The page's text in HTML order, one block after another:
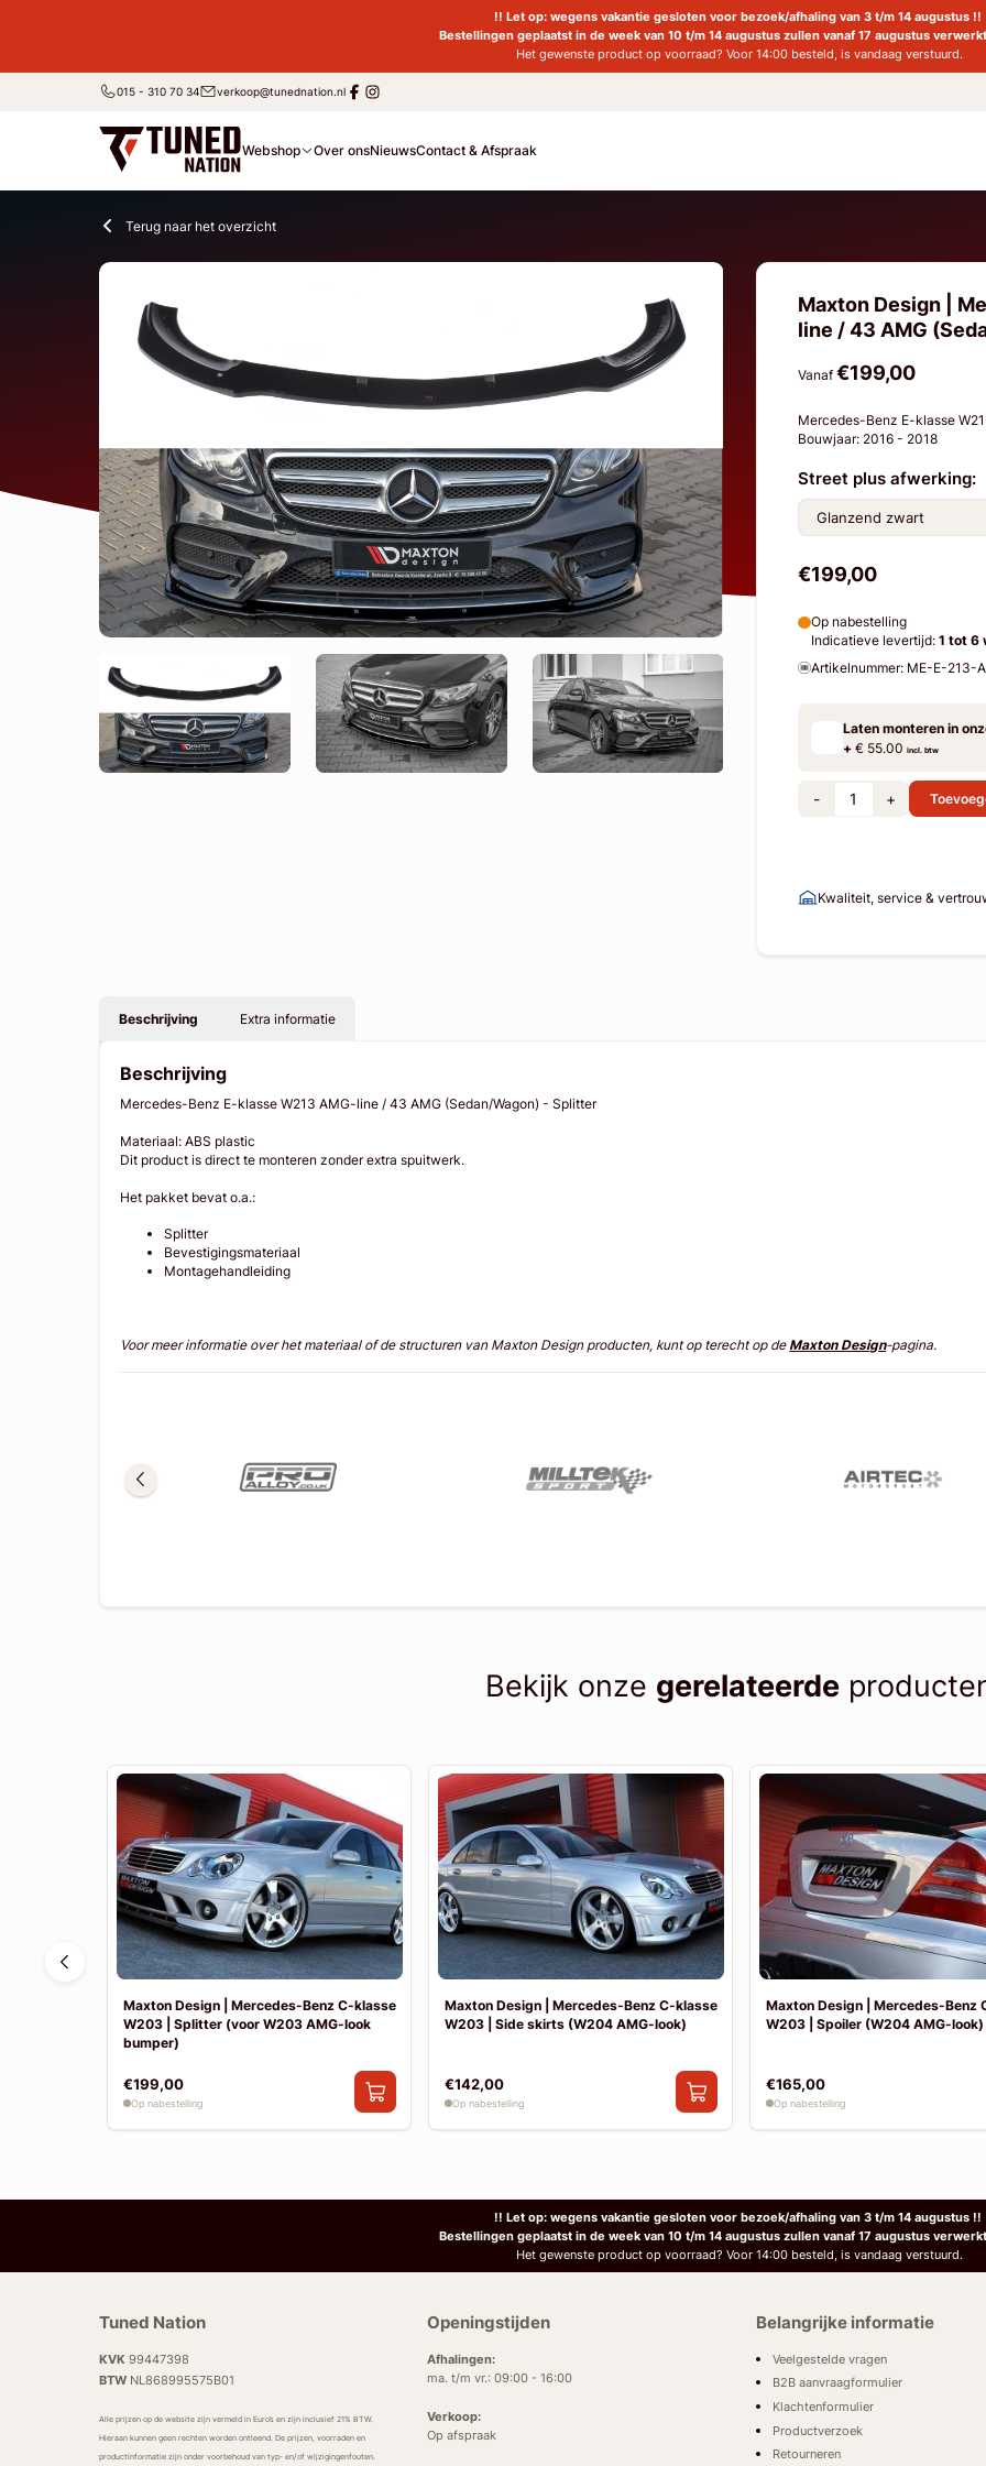
!! Let op: wegens vakantie gesloten voor bezoek/afhaling van 3 t/m 14 augustus !!
Bestellingen geplaatst in de week van 10 t/m 14 augustus zullen vanaf 17 augustus
Het gewenste product op voorraad? Voor 14:00 besteld, is vandaag verstuurd.
015 - 310 70 34 verkoop@tunednation.nl
Webshop Over onsNieuwsContact & Afspraak
Terug naar het overzicht
Maxton Design |
line / 43 AMG
Vanaf €199,00
Mercedes-Benz E-klasse
Bouwjaar: 2016 - 2018
Street plus afwerking:
€199,00
Op nabestelling
Indicatieve levertijd: 1 tot 6
Artikelnummer: ME-E-213-
Laten monteren in
+€ 55.00 incl. btw
- +
Kwaliteit, service &
Beschrijving Extra informatie
Beschrijving
Mercedes-Benz E-klasse W213 AMG-line / 43 AMG (Sedan/Wagon) - Splitter
Materiaal: ABS plastic
Dit product is direct te monteren zonder extra spuitwerk.
Het pakket bevat o.a.:
Splitter
Bevestigingsmateriaal
Montagehandleiding
Voor meer informatie over het materiaal of de structuren van Maxton Design producten, kunt op terecht op deMaxton Design-pagina.
Bekijk onze gerelateerde
Maxton Design | Mercedes-Benz C-klasse
W203 | Splitter (voor W203 AMG-look
bumper)
€199,00
Op nabestelling
Maxton Design | Mercedes-Benz C-klasse
W203 | Side skirts (W204 AMG-look)
€142,00
Op nabestelling
Maxton Design | Mercedes-Benz
W203 | Spoiler (W204 AMG-look)
€165,00
Op nabestelling
!! Let op: wegens vakantie gesloten voor bezoek/afhaling van 3 t/m 14 augustus !!
Bestellingen geplaatst in de week van 10 t/m 14 augustus zullen vanaf 17 augustus
Het gewenste product op voorraad? Voor 14:00 besteld, is vandaag verstuurd.
Tuned Nation
KVK 99447398
BTWNL868995575B01
Alle prijzen op de website zijn vermeld in Euro’s en zijn inclusief 21% BTW.
Hieraan kunnen geen rechten worden ontleend. De prijzen, voorraden en
productinformatie zijn onder voorbehoud van typ- en/of wijzigingenfouten.
Openingstijden
Afhalingen:
ma. t/m vr.: 09:00 - 16:00
Verkoop:
Op afspraak
Belangrijke informatie
Veelgestelde vragen
B2B aanvraagformulier
Klachtenformulier
Productverzoek
Retourneren